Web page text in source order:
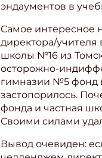
эндаументов в
Самое интересное
директора/учителя
школы №16 из
осторожно-
гимназии №5 фонд
застопорилось.
фонда и частная
Своими силами
Вывод очевиден: